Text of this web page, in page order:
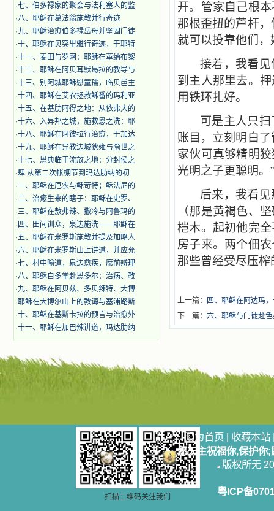
·七、伯多禄家的聚会与法利塞人的监
·八、耶稣在葛法翁施教并行奇迹
·九、耶稣治愈伯多禄岳母并坚固门徒
·十、耶稣在贝突里雅行奇迹，于耶特
·十一、麦田与罗网：耶稣在革纳布黎
·十二、耶稣在阿贝耳默曷拉的教导与
·十三、别阿城耶稣慰童孺，临贝邑主
·十四、耶稣在艾农拯救稣番的玛利亚
·十五、在基肋阿得之地：从依弗大的
·十六、入异邦之城，施救恩之洗：耶
·十八、耶稣在阿彼拉行治愈，于加达
·十九、耶稣在异教边城狄雍与隐世之
·十七、恩典临于流放之地：分封侯之
·肆 从第二次帐棚节到玛达肋纳的初
·一、耶稣在厄农与稣苛特；稣法尼的
·二、治癒生来的瞎子：耶稣在史罗、
·三、耶稣在敖弗辣、撒冷与阿鲁玛的
· 四、田间训众，泉边施洗——耶稣在
·五、耶稣在米罗斯施教并提及加略人
·六、耶稣在米罗斯山上讲道，并应允
·七、村中喻道，泉边愈疾，席前辩理
·八、耶稣自多堂赴恩多尔：治病、教
·九、耶稣在阿贝兹、多贝辣特、大博
·耶稣在大博尔山上的教诲与塞浦路斯
·十、耶稣在基斯卡拉的预言与治愈外
·十一、耶稣在加巴辣讲道，玛达肋纳
开。管家自己根
那根歪扭的芦杆
就可以投靠他们
接着，我看
到主人那里去。
用铁环扎好。
可是主人只
账目，立刻明白
家伙可真够精明
光明之子更聪明。”
后来，我看
（那是黄褐色、
桤木。起初他完
房子来。两个佃
那些曾经受尽压
上一篇：
四、耶稣在阿达玛
下一篇： 六、耶稣与门徒赴
扫描二维码关注我们
设为首页 | 收藏本站
愿天主祝福你,保护你
版权所无
粤ICP备